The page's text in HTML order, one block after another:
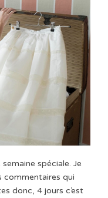
spéciale. Je
commentaires qui
donc, 4 jours c’est